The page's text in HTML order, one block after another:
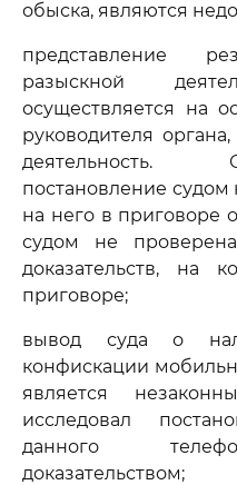
обыска, являются
представление
разыскной
осуществляется на
руководителя
деятельность.
постановление судом
на него в приговоре
судом не
доказательств, на
приговоре;
вывод суда о
конфискации
является
исследовал
данного
доказательством;